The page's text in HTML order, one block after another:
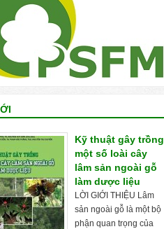
Kỹ thuật gây trồng
một số loài cây
lâm sản ngoài gỗ
làm dược liệu
LỜI GIỚI THIỆU Lâm
sản ngoài gỗ là một bộ
phận quan trọng của